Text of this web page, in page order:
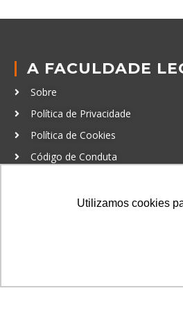
Utilizamos cookies
A FACULDADE
Sobre
Política de Privacidade
Política de Cookies
Código de Conduta